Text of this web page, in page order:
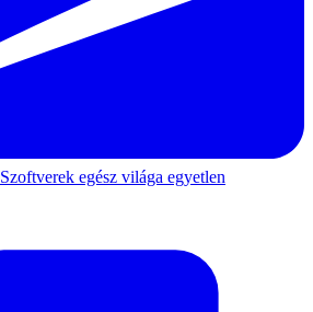
Szoftverek egész világa egyetlen